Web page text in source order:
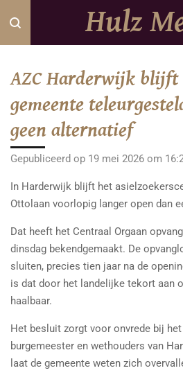
Ga
direct
hoofdinhoud
Hulz
AZC Harderwijk blijft
gemeente
geen alternatief
Gepubliceerd op 19 mei 2026 om
In Harderwijk blijft het
Ottolaan voorlopig langer open dan
Dat heeft het Centraal Orgaan
dinsdag bekendgemaakt. De
sluiten, precies tien jaar na de
is dat door het landelijke tekort aan
haalbaar.
Het besluit zorgt voor onvrede bij
burgemeester en wethouders van
laat de gemeente weten zich